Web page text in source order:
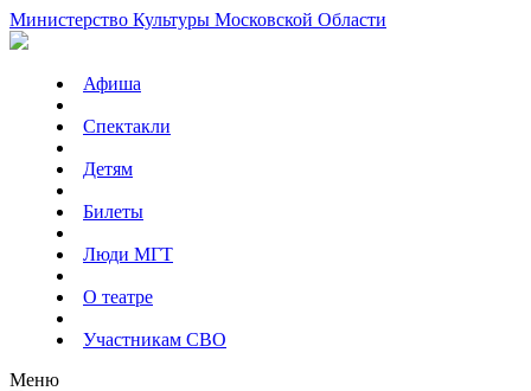
Министерство Культуры Московской Области
Афиша
Спектакли
Детям
Билеты
Люди МГТ
О театре
Участникам СВО
Меню